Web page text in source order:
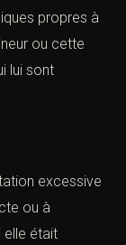
dont la
maladie, à
ou
de son
de
ou cette
sont